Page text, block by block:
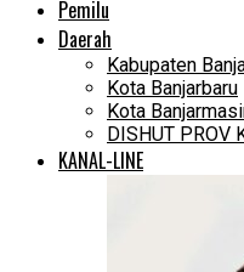
Pemilu
Daerah
Kabupaten
Kota Banjarbaru
Kota
DISHUT PROV
KANAL-LINE